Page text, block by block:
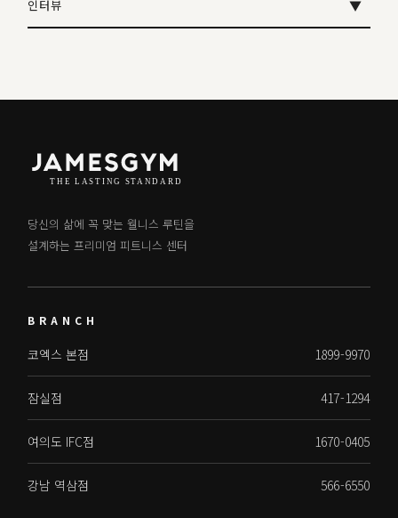
인터뷰 ▼
당신의 삶에 꼭 맞는 웰니스 루틴을
설계하는 프리미엄 피트니스 센터
BRANCH
코엑스 본점 1899-9970
잠실점 417-1294
여의도 IFC점 1670-0405
강남 역삼점 566-6550